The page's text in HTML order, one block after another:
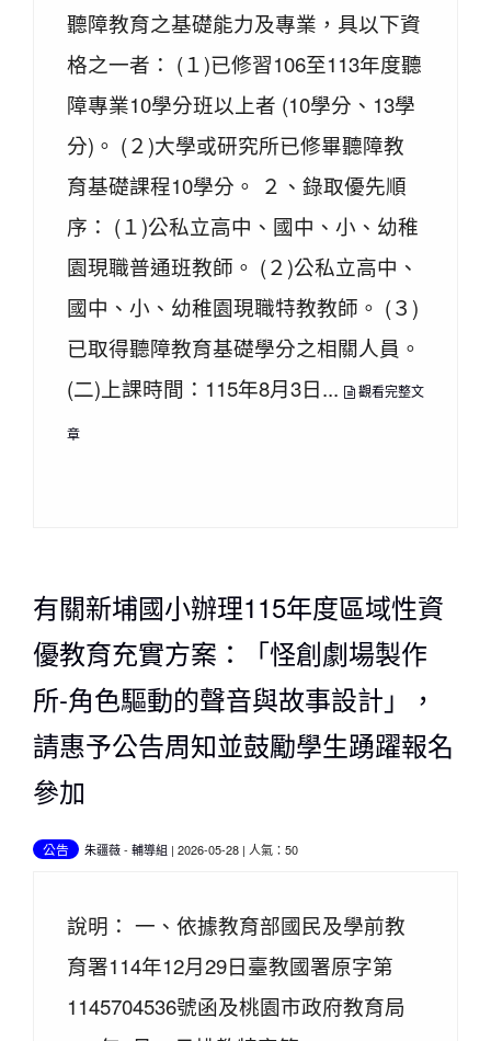
聽障教育之基礎能力及專業，具以下資
格之一者： (１)已修習106至113年度聽
障專業10學分班以上者 (10學分、13學
分)。 (２)大學或研究所已修畢聽障教
育基礎課程10學分。 ２、錄取優先順
序： (１)公私立高中、國中、小、幼稚
園現職普通班教師。 (２)公私立高中、
國中、小、幼稚園現職特教教師。 (３)
已取得聽障教育基礎學分之相關人員。
(二)上課時間：115年8月3日...
觀看完整文
章
有關新埔國小辦理115年度區域性資
優教育充實方案：「怪創劇場製作
所-角色驅動的聲音與故事設計」，
請惠予公告周知並鼓勵學生踴躍報名
參加
公告 朱疆薇- 輔導組 | 2026-05-28 | 人氣：50
說明： 一、依據教育部國民及學前教
育署114年12月29日臺教國署原字第
1145704536號函及桃園市政府教育局